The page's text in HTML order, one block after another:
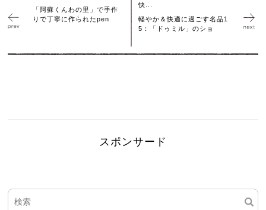
「阿蘇くんわの里」で手作
りで丁寧に作られたpen
快...
軽やか＆快適に過ごす名品1
5：「ドゥミル」のショ
スポンサード